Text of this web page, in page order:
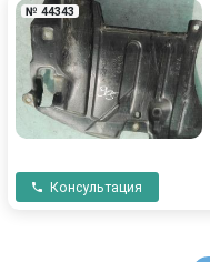
№ 44343
Консультация